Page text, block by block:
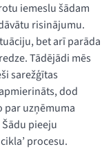
iemeslu šādam
risinājumu.
bet arī parāda
Tādējādi mēs
sarežģītas
dod
par uzņēmuma
pieeju
procesu.